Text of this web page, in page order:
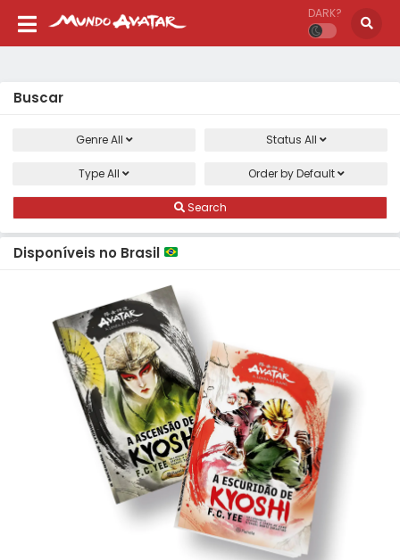
DARK?
Buscar
GenreAll Status All
TypeAll Order byDefault
Search
Disponíveis no Brasil